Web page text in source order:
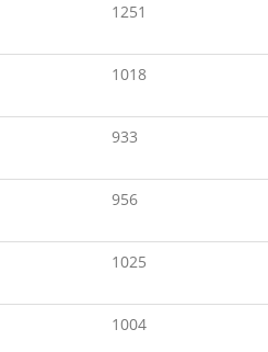
1251
1018
933
956
1025
1004